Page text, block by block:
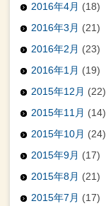
2016年4月 (18)
2016年3月 (21)
2016年2月 (23)
2016年1月 (19)
2015年12月 (22)
2015年11月 (14)
2015年10月 (24)
2015年9月 (17)
2015年8月 (21)
2015年7月 (17)